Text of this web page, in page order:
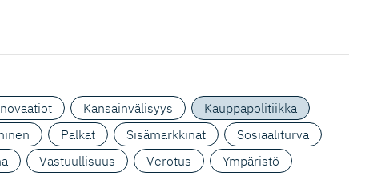
Kansainvälisyys
Kauppapolitiikka
Palkat Sisämarkkinat
Sosiaaliturva
Vastuullisuus Verotus
Ympäristö